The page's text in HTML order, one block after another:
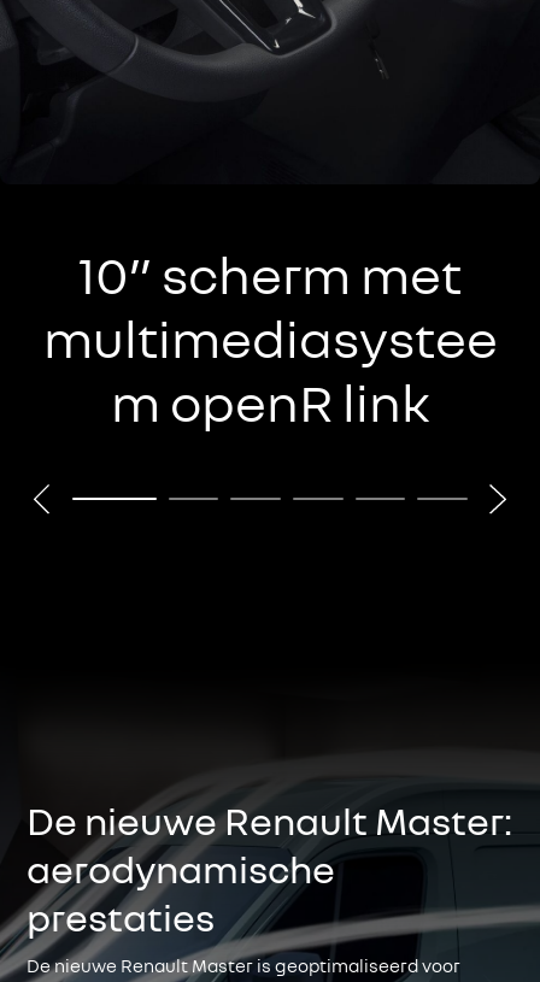
10” scherm met
multimediasystee
m openR link
De nieuwe Renault Master:
aerodynamische
prestaties
De nieuwe Renault Master is geoptimaliseerd voor